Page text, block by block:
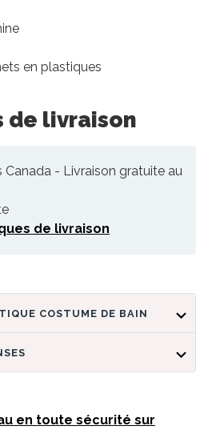
en plastiques
de livraison
Canada - Livraison gratuite au
de livraison
DÉCOUVREZ LA BOUTIQUE COSTUME DE BAIN
en toute sécurité sur